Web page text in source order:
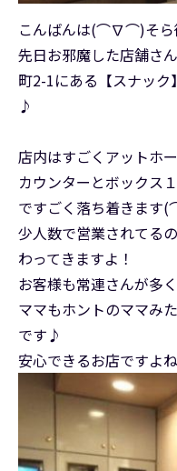
こんばんは(⌒∇⌒)そら
先日お邪魔した店舗さ
町2-1にある【スナッ
♪
店内はすごくアットホ
カウンターとボックス
ですごく落ち着きま
少人数で営業されてる
わってきますよ！
お客様も常連さんが多
ママもホントのママみ
です♪
安心できるお店です